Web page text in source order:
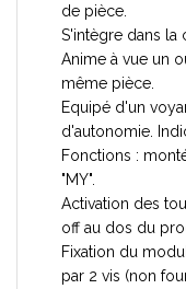
de pièce.
S'intègre dans la
Anime à vue un
même pièce.
Equipé d'un
d'autonomie.
Fonctions :
"MY".
Activation des
off au dos du
Fixation du
par 2 vis (non